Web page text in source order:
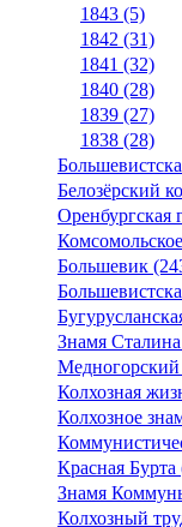
1843 (5)
1842 (31)
1841 (32)
1840 (28)
1839 (27)
1838 (28)
Белозёрский
Оренбургская
Большевик
Знамя
Колхозная
Колхозное
Красная Бурта
Знамя
Колхозный